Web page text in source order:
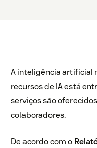
A inteligência artificial
recursos de IA está
serviços são
colaboradores.
De acordo com o